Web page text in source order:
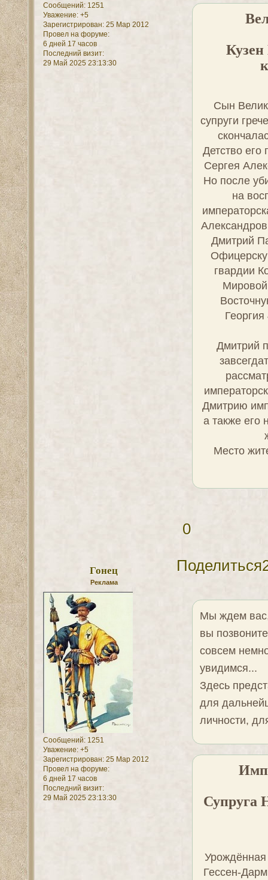
Сообщений:1251
Уважение: +5
Зарегистрирован: 25 Мар 2012
Провел на форуме:
6 дней 17 часов
Последний визит:
29 Май 2025 23:13:30
Сын
супруги
Детство
Сергея
Но после
на
Дмитрий
гвардии
Дмитрий
Дмитрию
а также его
Место
0
Поделиться
Гонец
Реклама
Сообщений:1251
Уважение: +5
Зарегистрирован: 25 Мар 2012
Провел на форуме:
6 дней 17 часов
Последний визит:
29 Май 2025 23:13:30
вы
Здесь
для